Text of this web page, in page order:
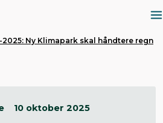
2025: Ny Klimapark skal håndtere regn
10 oktober 2025